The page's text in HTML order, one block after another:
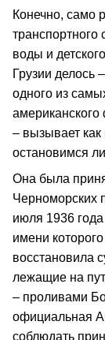
Конечно, само
транспортного
воды и
Грузии делось
одного из
– вызывает
остановимся
Она была
Черноморских
июля 1936
имени
восстановила
лежащие на
– проливами
официальная
соблюдать